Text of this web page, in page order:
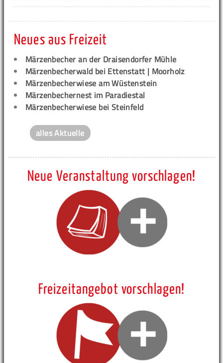
Neues aus Freizeit
Märzenbecher an der Draisendorfer Mühle
Märzenbecherwald bei Ettenstatt | Moorholz
Märzenbecherwiese am Wüstenstein
Märzenbechernest im Paradiestal
Märzenbecherwiese bei Steinfeld
alles Aktuelle
Neue Veranstaltung vorschlagen!
Freizeitangebot vorschlagen!